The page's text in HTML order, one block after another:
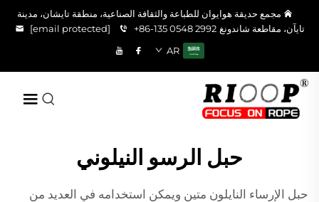
مجمع حديقة هوايوان للطباعة والثقافة الصناعية، منطقة تايشان، مدينة
تايآن، مقاطعة شاندونغ +86-135 0548 2992
[email protected]
AR
حبل الرسو النيلوني
حبل الإرساء النايلون متين ويمكن استخدامه في العديد من